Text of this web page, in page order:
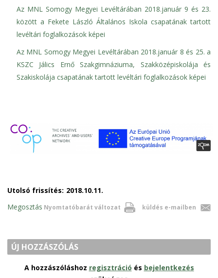
Az MNL Somogy Megyei Levéltárában 2018.január 9 és 23.
között a Fekete László Általános Iskola csapatának tartott
levéltári foglalkozások képei
Az MNL Somogy Megyei Levéltárában 2018.január 8 és 25. a
KSZC Jálics Ernő Szakgimnáziuma, Szakközépiskolája és
Szakiskolája csapatának tartott levéltári foglalkozások képei
Utolsó frissítés: 2018.10.11.
Nyomtatóbarát változat küldés e-mailben
Megosztás
ÚJ HOZZÁSZÓLÁS
A hozzászóláshoz regisztráció és bejelentkezés